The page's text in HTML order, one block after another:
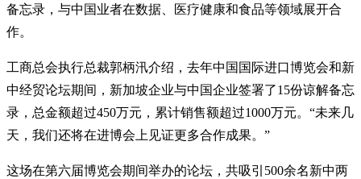
备忘录，与中国业者在数据、医疗健康和食品等领域展开合
作。
工商总会执行总裁郭柄汛介绍，去年中国国际进口博览会和新
中经贸论坛期间，新加坡企业与中国企业签署了15份谅解备忘
录，总金额超过450万元，累计销售额超过1000万元。“未来几
天，我们还将在进博会上见证更多合作成果。”
这场在第六届博览会期间举办的论坛，共吸引500余名新中两